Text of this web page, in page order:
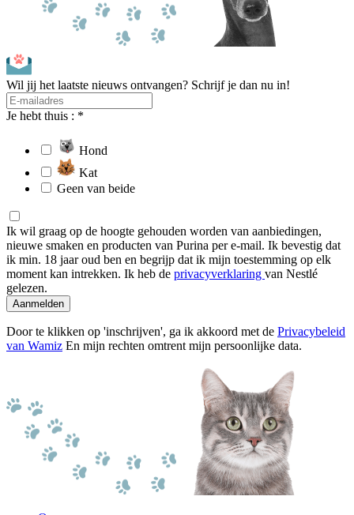
Wil jij het laatste nieuws ontvangen? Schrijf je dan nu in!
Je hebt thuis : *
Hond
Kat
Geen van beide
Ik wil graag op de hoogte gehouden worden van aanbiedingen,
nieuwe smaken en producten van Purina per e-mail. Ik bevestig dat
ik min. 18 jaar oud ben en begrijp dat ik mijn toestemming op elk
moment kan intrekken. Ik heb de privacyverklaring van Nestlé
gelezen.
Aanmelden
Door te klikken op 'inschrijven', ga ik akkoord met de Privacybeleid
van Wamiz En mijn rechten omtrent mijn persoonlijke data.